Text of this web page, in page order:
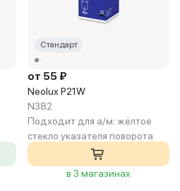
Стандарт
от 55 ₽
Neolux P21W
N382
Подходит для а/м: жёлтое
стекло указателя поворота
в 3 магазинах